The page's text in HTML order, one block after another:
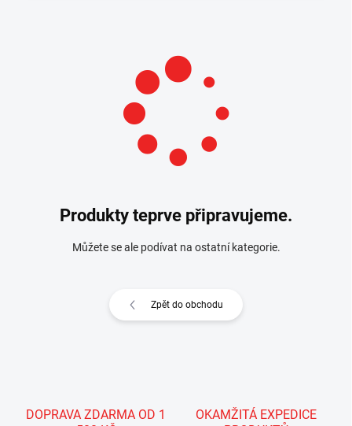
Produkty teprve připravujeme.
Můžete se ale podívat na ostatní kategorie.
Zpět do obchodu
DOPRAVA ZDARMA OD 1
OKAMŽITÁ EXPEDICE